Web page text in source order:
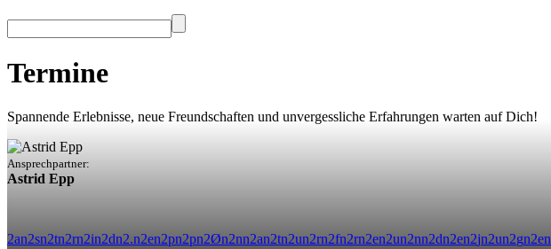
Termine
Spannende Erlebnisse, neue Freundschaften und unvergessliche Erfahrungen warten auf Dich!
Ansprechpartner:
Astrid Epp
2an2sn2tn2rn2in2dn2.n2en2pn2pn2Øn2nn2an2tn2un2rn2fn2rn2en2un2nn2dn2en2jn2un2gn2en